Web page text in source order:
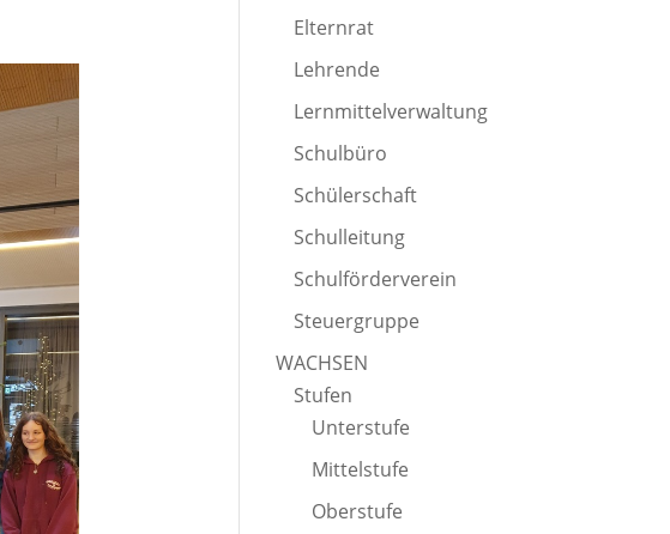
Elternrat
Lehrende
Lernmittelverwaltung
Schulbüro
Schülerschaft
Schulleitung
Schulförderverein
Steuergruppe
WACHSEN
Stufen
Unterstufe
Mittelstufe
Oberstufe